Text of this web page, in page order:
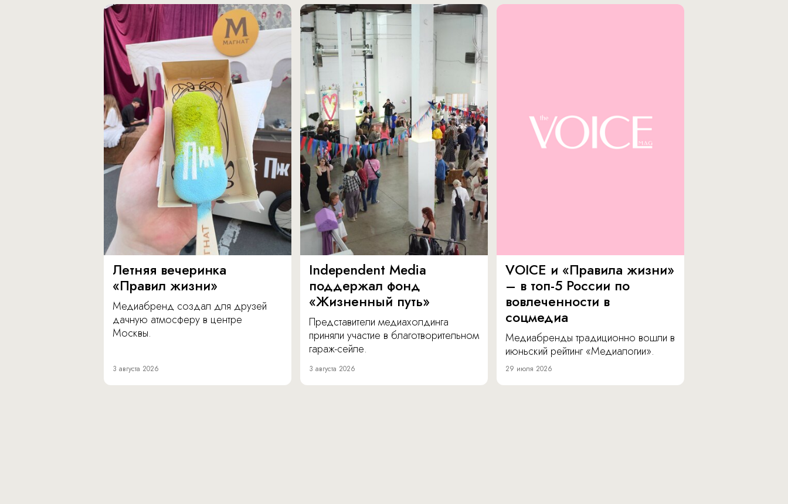
Летняя вечеринка
«Правил жизни»
Медиабренд создал для друзей
дачную атмосферу в центре
Москвы.
3 августа 2026
Independent Media
поддержал фонд
«Жизненный путь»
Представители медиахолдинга
приняли участие в благотворительном
гараж-сейле.
3 августа 2026
VOICE и «Правила жизни»
– в топ-5 России по
вовлеченности в
соцмедиа
Медиабренды традиционно вошли в
июньский рейтинг «Медиалогии».
29 июля 2026